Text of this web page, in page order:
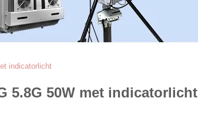
indicatorlicht
5.8G 50W met indicatorlicht